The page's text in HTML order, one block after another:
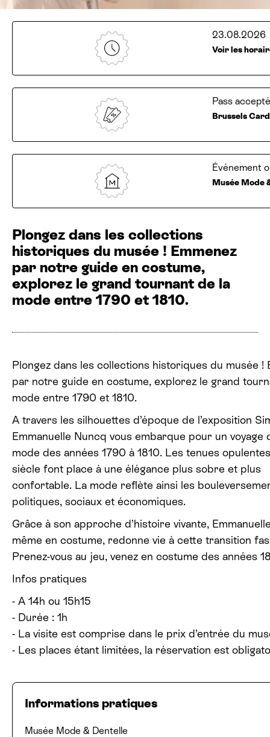
23.08.2026
Voir les
Pass
Brussels
Événement
Musée Mode
Plongez dans les collections
historiques du musée ! Emmenez
par notre guide en costume,
explorez le grand tournant de la
mode entre 1790 et 1810.
Plongez dans les collections historiques du musée !
par notre guide en costume, explorez le grand
mode entre 1790 et 1810.
A travers les silhouettes d’époque de l’exposition
Emmanuelle Nuncq vous embarque pour un voyage
mode des années 1790 à 1810. Les tenues
siècle font place à une élégance plus sobre et plus
confortable. La mode reflète ainsi les
politiques, sociaux et économiques.
Grâce à son approche d’histoire vivante,
même en costume, redonne vie à cette transition
Prenez-vous au jeu, venez en costume des années
Infos pratiques
- A 14h ou 15h15
- Durée : 1h
- La visite est comprise dans le prix d’entrée du
- Les places étant limitées, la réservation est
Informations pratiques
Lieu
Musée Mode & Dentelle
Adresse
Numéros de téléphone
Email
Site web